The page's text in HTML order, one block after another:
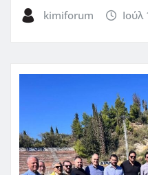
kimiforum